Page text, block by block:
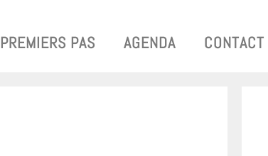
PREMIERS PAS AGENDA CONTACT